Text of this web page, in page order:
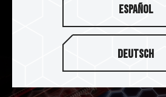
Español
Deutsch